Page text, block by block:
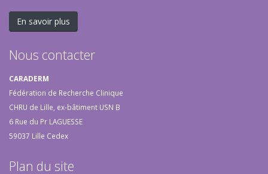
En savoir plus
Nous contacter
CARADERM
Fédération de Recherche Clinique
CHRU de Lille, ex-bâtiment USN B
6 Rue du Pr LAGUESSE
59037 Lille Cedex
Plan du site